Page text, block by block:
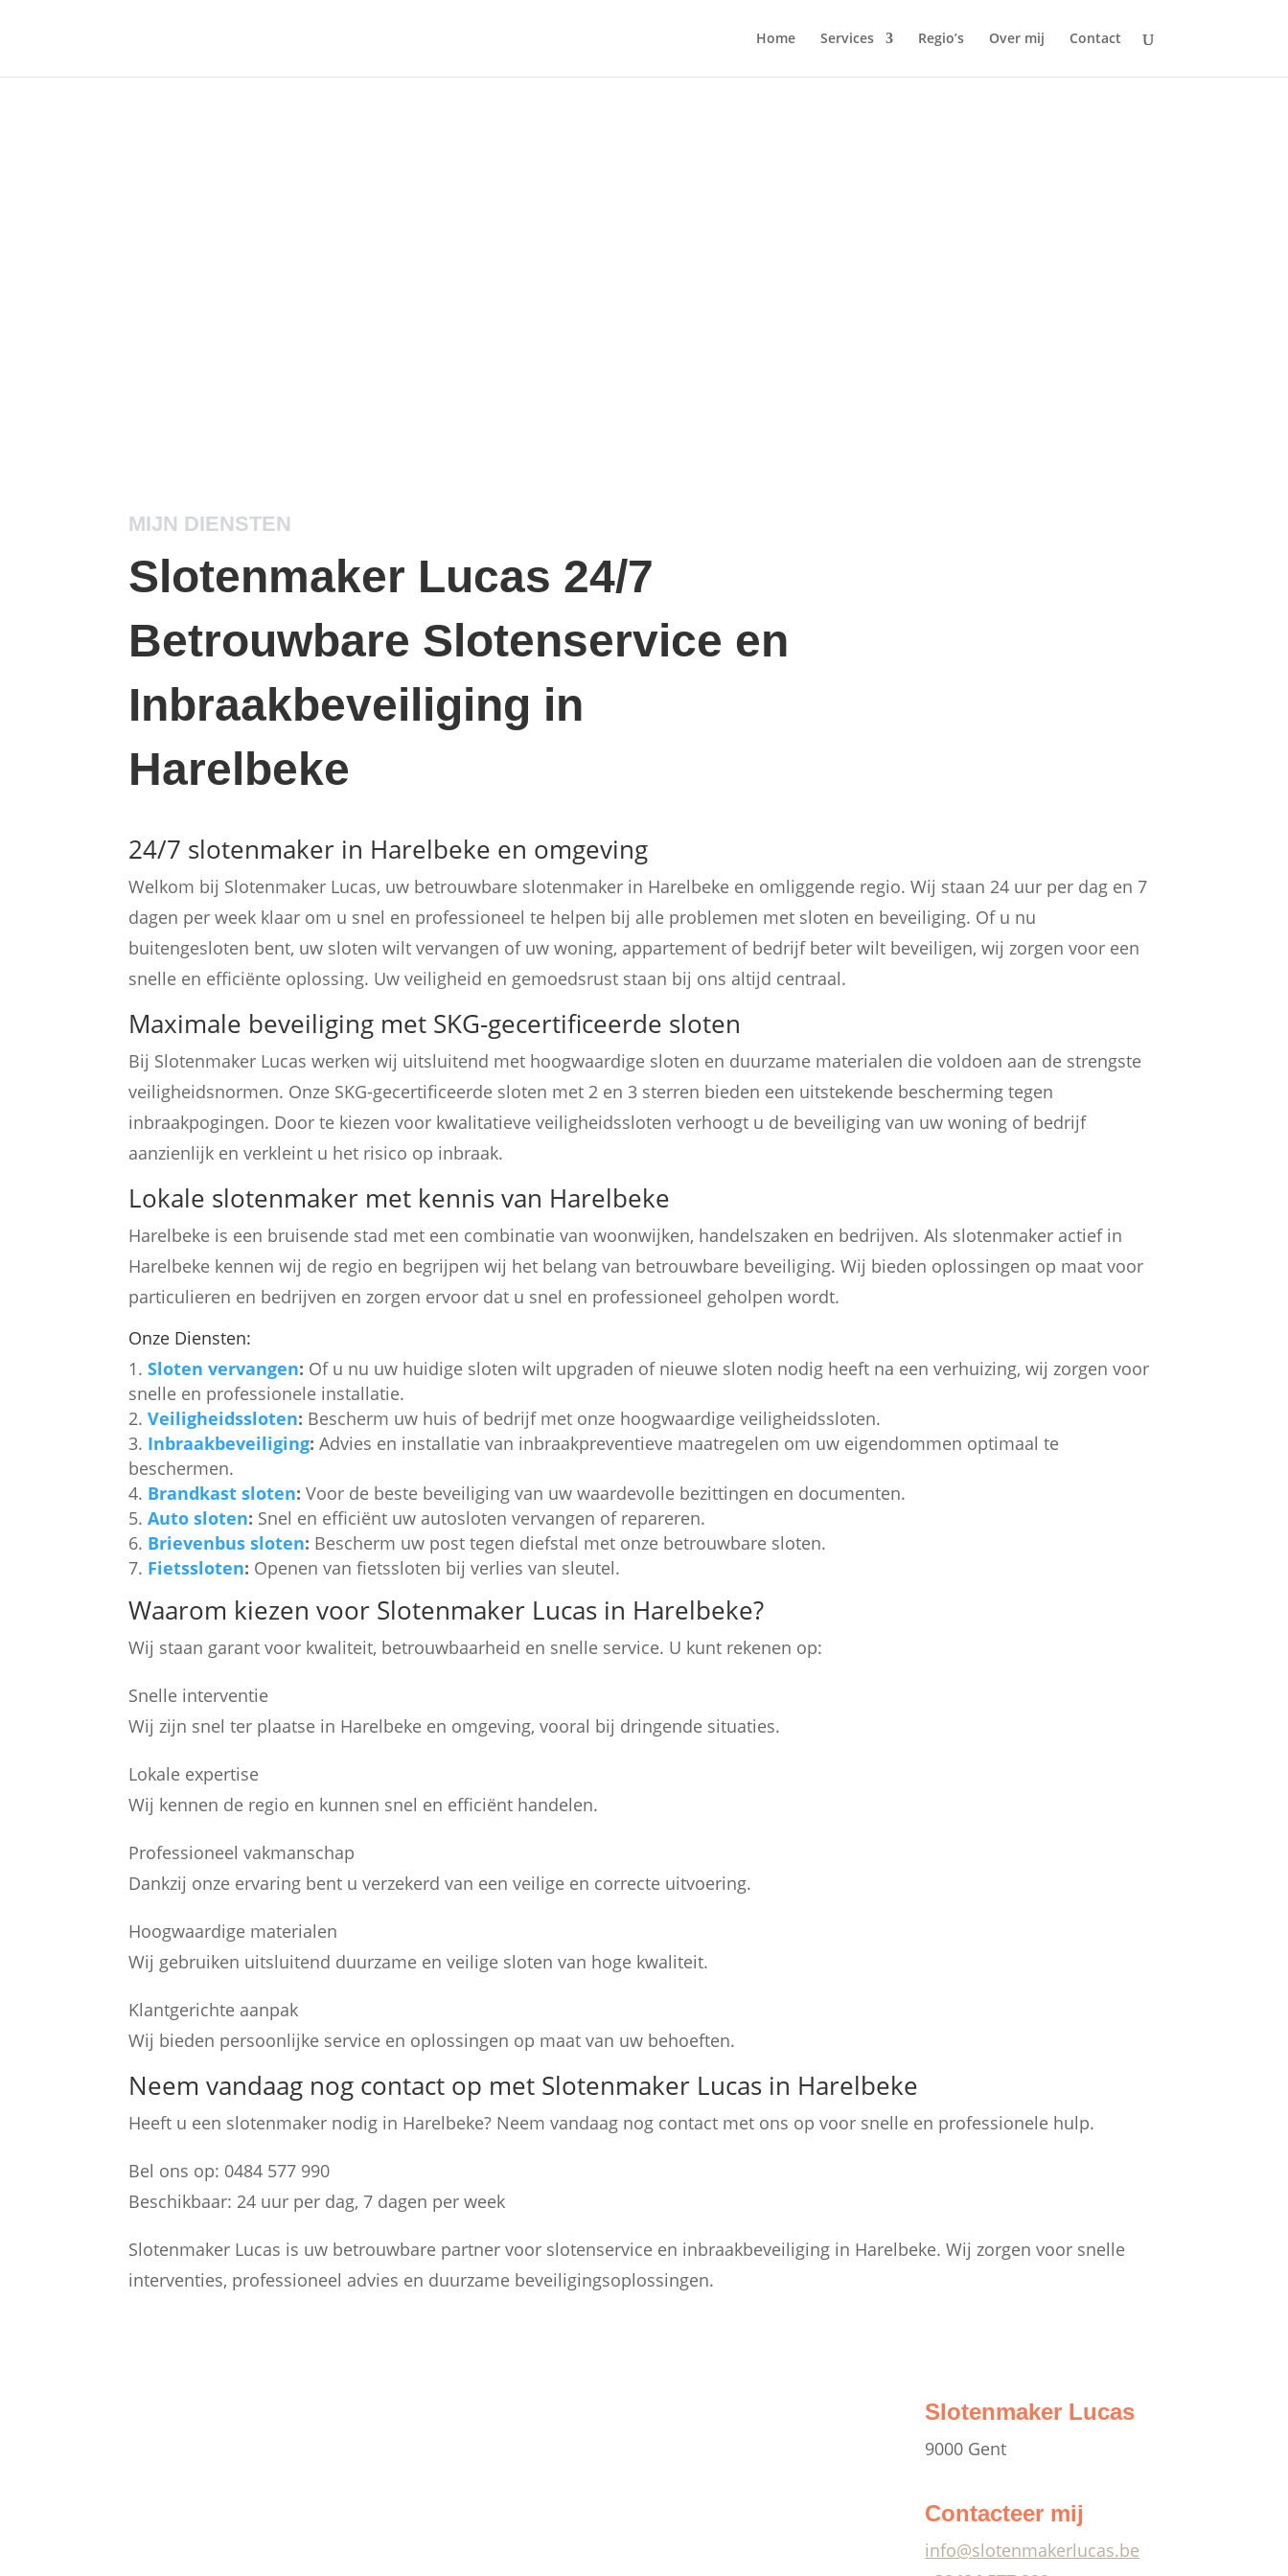
Home Services Regio’s Over mij Contact
MIJN DIENSTEN
Slotenmaker Lucas 24/7
Betrouwbare Slotenservice en
Inbraakbeveiliging in
Harelbeke
24/7 slotenmaker in Harelbeke en omgeving
Welkom bij Slotenmaker Lucas, uw betrouwbare slotenmaker in Harelbeke en omliggende regio. Wij staan 24 uur per dag en 7
dagen per week klaar om u snel en professioneel te helpen bij alle problemen met sloten en beveiliging. Of u nu
buitengesloten bent, uw sloten wilt vervangen of uw woning, appartement of bedrijf beter wilt beveiligen, wij zorgen voor een
snelle en efficiënte oplossing. Uw veiligheid en gemoedsrust staan bij ons altijd centraal.
Maximale beveiliging met SKG-gecertificeerde sloten
Bij Slotenmaker Lucas werken wij uitsluitend met hoogwaardige sloten en duurzame materialen die voldoen aan de strengste
veiligheidsnormen. Onze SKG-gecertificeerde sloten met 2 en 3 sterren bieden een uitstekende bescherming tegen
inbraakpogingen. Door te kiezen voor kwalitatieve veiligheidssloten verhoogt u de beveiliging van uw woning of bedrijf
aanzienlijk en verkleint u het risico op inbraak.
Lokale slotenmaker met kennis van Harelbeke
Harelbeke is een bruisende stad met een combinatie van woonwijken, handelszaken en bedrijven. Als slotenmaker actief in
Harelbeke kennen wij de regio en begrijpen wij het belang van betrouwbare beveiliging. Wij bieden oplossingen op maat voor
particulieren en bedrijven en zorgen ervoor dat u snel en professioneel geholpen wordt.
Onze Diensten:
Sloten vervangen: Of u nu uw huidige sloten wilt upgraden of nieuwe sloten nodig heeft na een verhuizing, wij zorgen voor
snelle en professionele installatie.
Veiligheidssloten: Bescherm uw huis of bedrijf met onze hoogwaardige veiligheidssloten.
Inbraakbeveiliging: Advies en installatie van inbraakpreventieve maatregelen om uw eigendommen optimaal te
beschermen.
Brandkast sloten: Voor de beste beveiliging van uw waardevolle bezittingen en documenten.
Auto sloten: Snel en efficiënt uw autosloten vervangen of repareren.
Brievenbus sloten: Bescherm uw post tegen diefstal met onze betrouwbare sloten.
Fietssloten: Openen van fietssloten bij verlies van sleutel.
Waarom kiezen voor Slotenmaker Lucas in Harelbeke?
Wij staan garant voor kwaliteit, betrouwbaarheid en snelle service. U kunt rekenen op:
Snelle interventie
Wij zijn snel ter plaatse in Harelbeke en omgeving, vooral bij dringende situaties.
Lokale expertise
Wij kennen de regio en kunnen snel en efficiënt handelen.
Professioneel vakmanschap
Dankzij onze ervaring bent u verzekerd van een veilige en correcte uitvoering.
Hoogwaardige materialen
Wij gebruiken uitsluitend duurzame en veilige sloten van hoge kwaliteit.
Klantgerichte aanpak
Wij bieden persoonlijke service en oplossingen op maat van uw behoeften.
Neem vandaag nog contact op met Slotenmaker Lucas in Harelbeke
Heeft u een slotenmaker nodig in Harelbeke? Neem vandaag nog contact met ons op voor snelle en professionele hulp.
Bel ons op: 0484 577 990
Beschikbaar: 24 uur per dag, 7 dagen per week
Slotenmaker Lucas is uw betrouwbare partner voor slotenservice en inbraakbeveiliging in Harelbeke. Wij zorgen voor snelle
interventies, professioneel advies en duurzame beveiligingsoplossingen.
Slotenmaker Lucas
9000 Gent
Contacteer mij
info@slotenmakerlucas.be